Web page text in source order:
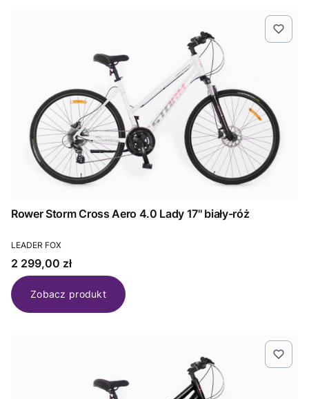
Rower Storm Cross Aero 4.0 Lady 17'' biały-róż
PRODUCENT
LEADER FOX
Cena
2 299,00 zł
Zobacz produkt